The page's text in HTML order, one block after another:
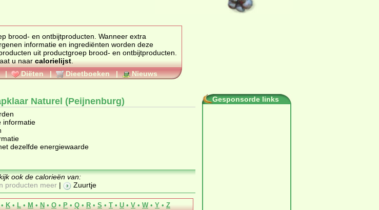
brood- en ontbijtproducten . Wanneer extra
getoond. Kijk hier voor een totaaloverzicht van meerdere producten uit productgroep brood- en ontbijtproducten
en ingrediënten van andere producten op te zoeken gaat u naar calorielijst
| Diëten | Dieetboeken |
Nieuws
Naturel (Peijnenburg)
informatie
dezelfde energiewaarde
ook de calorieën van:
producten meer | Zuurtje
• K • L • M • N • O • P • Q • R • S • T • U • V • W • Y • Z
Gesponsorde links